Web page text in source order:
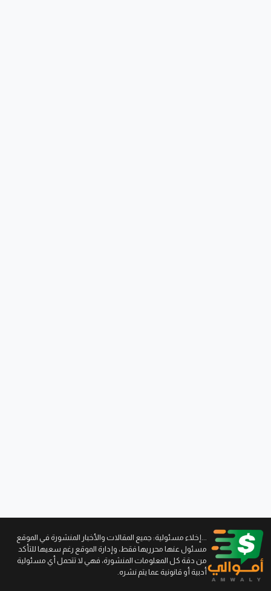
...إخلاء مسئولية: جميع المقالات والأخبار المنشورة في الموقع
مسئول عنها محرريها فقط، وإدارة الموقع رغم سعيها للتأكد
من دقة كل المعلومات المنشورة، فهي لا تتحمل أي مسئولية
أدبية أو قانونية عما يتم نشره.